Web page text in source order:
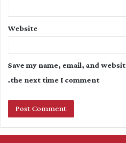
Website
Save my name, email, and
the next time I comment.